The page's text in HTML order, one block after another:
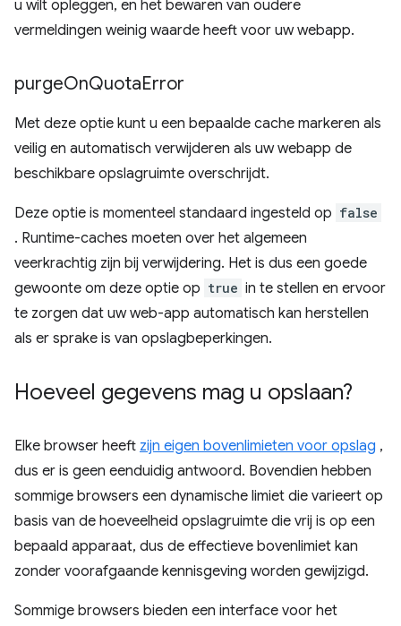
u wilt opleggen, en het bewaren van oudere
vermeldingen weinig waarde heeft voor uw webapp.
purgeOnQuotaError
Met deze optie kunt u een bepaalde cache markeren als
veilig en automatisch verwijderen als uw webapp de
beschikbare opslagruimte overschrijdt.
Deze optie is momenteel standaard ingesteld op false
. Runtime-caches moeten over het algemeen
veerkrachtig zijn bij verwijdering. Het is dus een goede
gewoonte om deze optie op true in te stellen en ervoor
te zorgen dat uw web-app automatisch kan herstellen
als er sprake is van opslagbeperkingen.
Hoeveel gegevens mag u opslaan?
Elke browser heeft zijn eigen bovenlimieten voor opslag ,
dus er is geen eenduidig ​​antwoord. Bovendien hebben
sommige browsers een dynamische limiet die varieert op
basis van de hoeveelheid opslagruimte die vrij is op een
bepaald apparaat, dus de effectieve bovenlimiet kan
zonder voorafgaande kennisgeving worden gewijzigd.
Sommige browsers bieden een interface voor het